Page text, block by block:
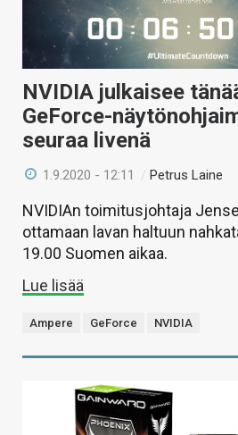
NVIDIA julkaisee
GeForce-
seuraa livenä
1.9.2020 - 12:11 / Petrus Laine
NVIDIAn toimitusjohtaja
ottamaan lavan haltuun
19.00 Suomen aikaa.
Lue lisää
Ampere GeForce NVIDIA